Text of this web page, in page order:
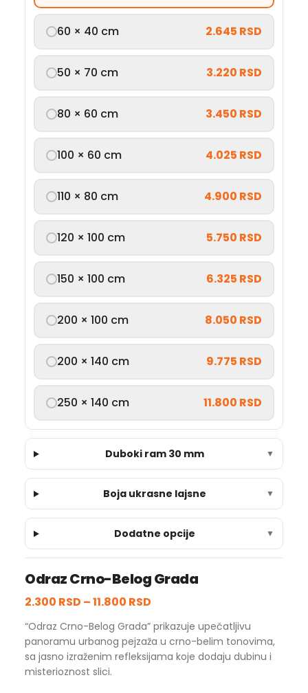
60 × 40 cm 2.645 RSD
50 × 70 cm 3.220 RSD
80 × 60 cm 3.450 RSD
100 × 60 cm 4.025 RSD
110 × 80 cm 4.900 RSD
120 × 100 cm 5.750 RSD
150 × 100 cm 6.325 RSD
200 × 100 cm 8.050 RSD
200 × 140 cm 9.775 RSD
250 × 140 cm 11.800 RSD
Duboki ram 30 mm ▼
Boja ukrasne lajsne ▼
Dodatne opcije ▼
Odraz Crno-Belog Grada
2.300 RSD –11.800 RSD
“Odraz Crno-Belog Grada” prikazuje upečatljivu
panoramu urbanog pejzaža u crno-belim tonovima,
sa jasno izraženim refleksijama koje dodaju dubinu i
misterioznost slici.